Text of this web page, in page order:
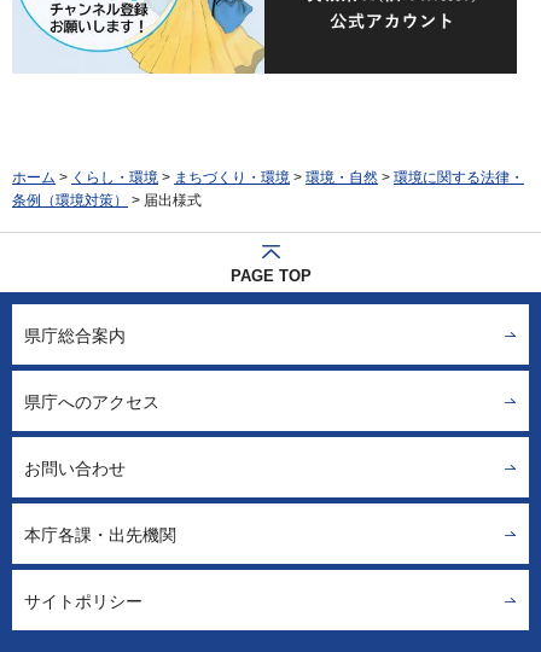
ホーム > くらし・環境 > まちづくり・環境 > 環境・自然 > 環境に関する法律・
条例（環境対策）
> 届出様式
PAGE TOP
県庁総合案内
県庁へのアクセス
お問い合わせ
本庁各課・出先機関
サイトポリシー